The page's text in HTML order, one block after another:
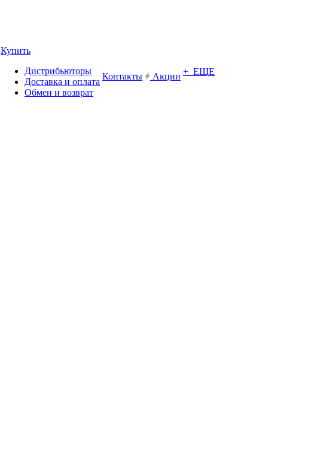
Купить
Дистрибьюторы
Доставка и оплата
Обмен и возврат
Контакты Акции + ЕЩЕ